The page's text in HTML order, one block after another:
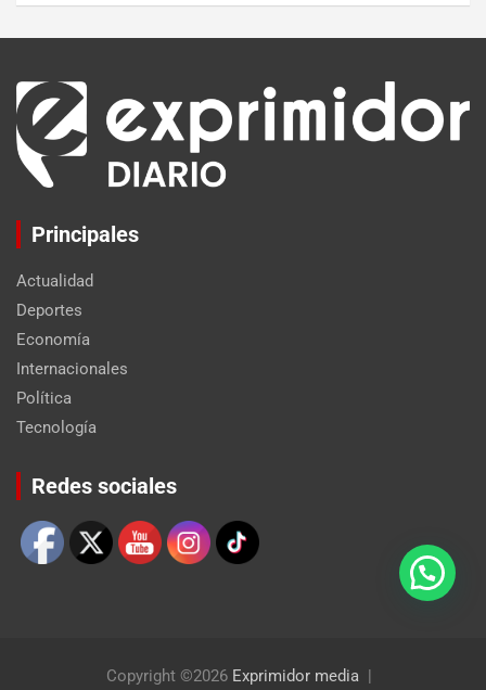
Principales
Actualidad
Deportes
Economía
Internacionales
Política
Tecnología
Redes sociales
Copyright ©2026 Exprimidor media